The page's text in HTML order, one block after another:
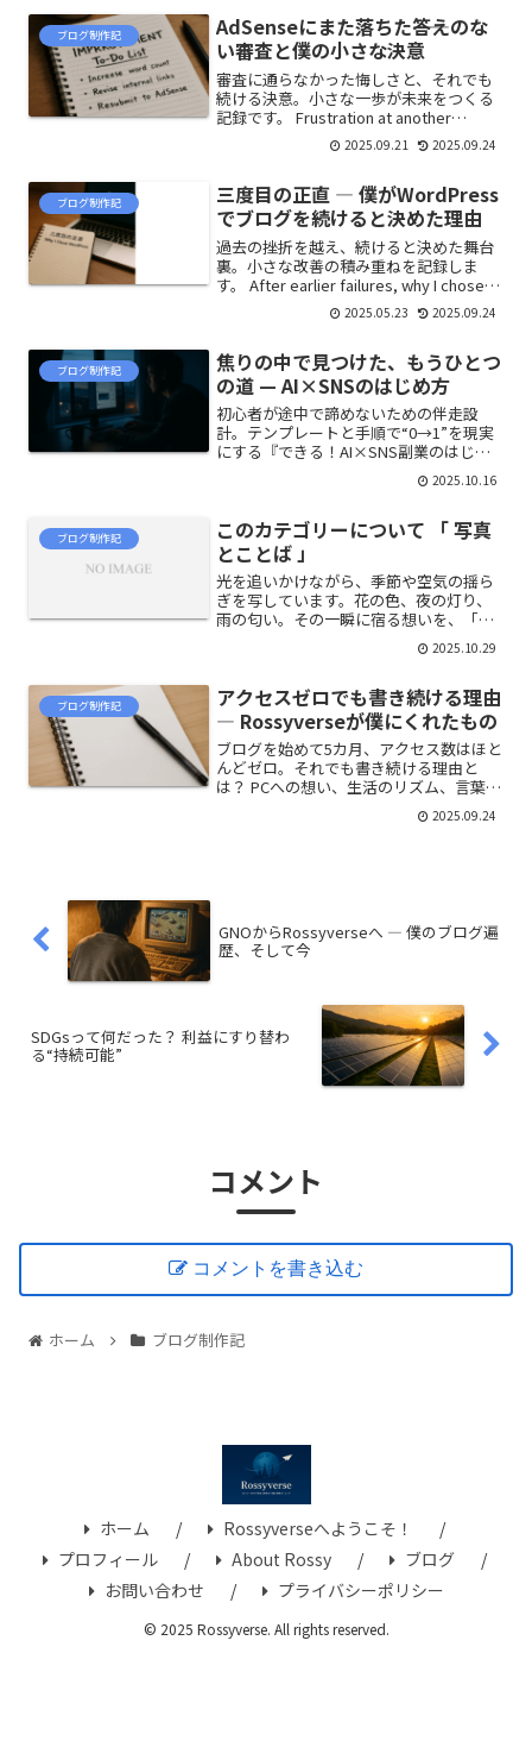
ブログ制作記
AdSenseにまた落ちた――答えのな
い審査と僕の小さな決意
審査に通らなかった悔しさと、それでも
続ける決意。小さな一歩が未来をつくる
記録です。 Frustration at another
rejection, yet a vow to continue—notes
on small steps that shape the future.
2025.09.21 2025.09.24
ブログ制作記
三度目の正直 ― 僕がWordPress
でブログを続けると決めた理由
過去の挫折を越え、続けると決めた舞台
裏。小さな改善の積み重ねを記録しま
す。 After earlier failures, why I chose
to continue—behind-the-scenes notes
on steady, small improvements.（全角
2025.05.23 2025.09.24
ブログ制作記
焦りの中で見つけた、もうひとつ
の道 — AI×SNSのはじめ方
初心者が途中で諦めないための伴走設
計。テンプレートと手順で“0→1”を現実
にする『できる！AI×SNS副業のはじめ
方』。Brain特典つき／note同時公開。A
gentle step-by-step guide for
created to help you stay motivated with
templates and practical methods.
Includes Brain-exclusive updates.
2025.10.16
ブログ制作記
このカテゴリーについて 「 写真
とことば 」
光を追いかけながら、季節や空気の揺ら
ぎを写しています。花の色、夜の灯り、
雨の匂い。その一瞬に宿る想いを、「写
真とことば」で結びました。「写真とこ
とば」は、ただ記録するためではなく、
の場所です。静けさの中...
2025.10.29
ブログ制作記
アクセスゼロでも書き続ける理由
― Rossyverseが僕にくれたもの
ブログを始めて5カ月、アクセス数はほと
んどゼロ。それでも書き続ける理由と
は？ PCへの想い、生活のリズム、言葉を
残す意味を綴ったエッセイ。Five
months into blogging, visits remain near
2025.09.24
GNOからRossyverseへ ― 僕のブログ遍
歴、そして今
SDGsって何だった？ 利益にすり替わ
る“持続可能”
コメント
コメントを書き込む
ホーム ブログ制作記
ホーム
Rossyverseへようこそ！
プロフィール
About Rossy
ブログ
お問い合わせ
プライバシーポリシー
© 2025 Rossyverse. All rights reserved.